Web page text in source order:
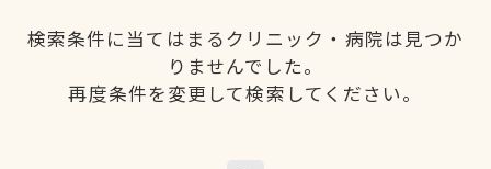
検索条件に当てはまるクリニック・病院は見つか
りませんでした。
再度条件を変更して検索してください。